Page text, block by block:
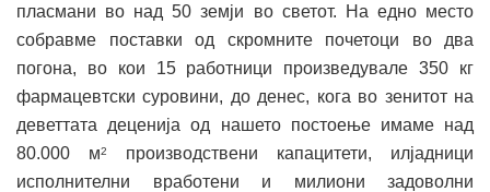
пласмани во над 50 земји во светот. На едно место
собравме поставки од скромните почетоци во два
погона, во кои 15 работници произведувале 350 кг
фармацевтски суровини, до денес, кога во зенитот на
деветтата деценија од нашето постоење имаме над
80.000 м2
производствени капацитети, илјадници
исполнителни вработени и милиони задоволни